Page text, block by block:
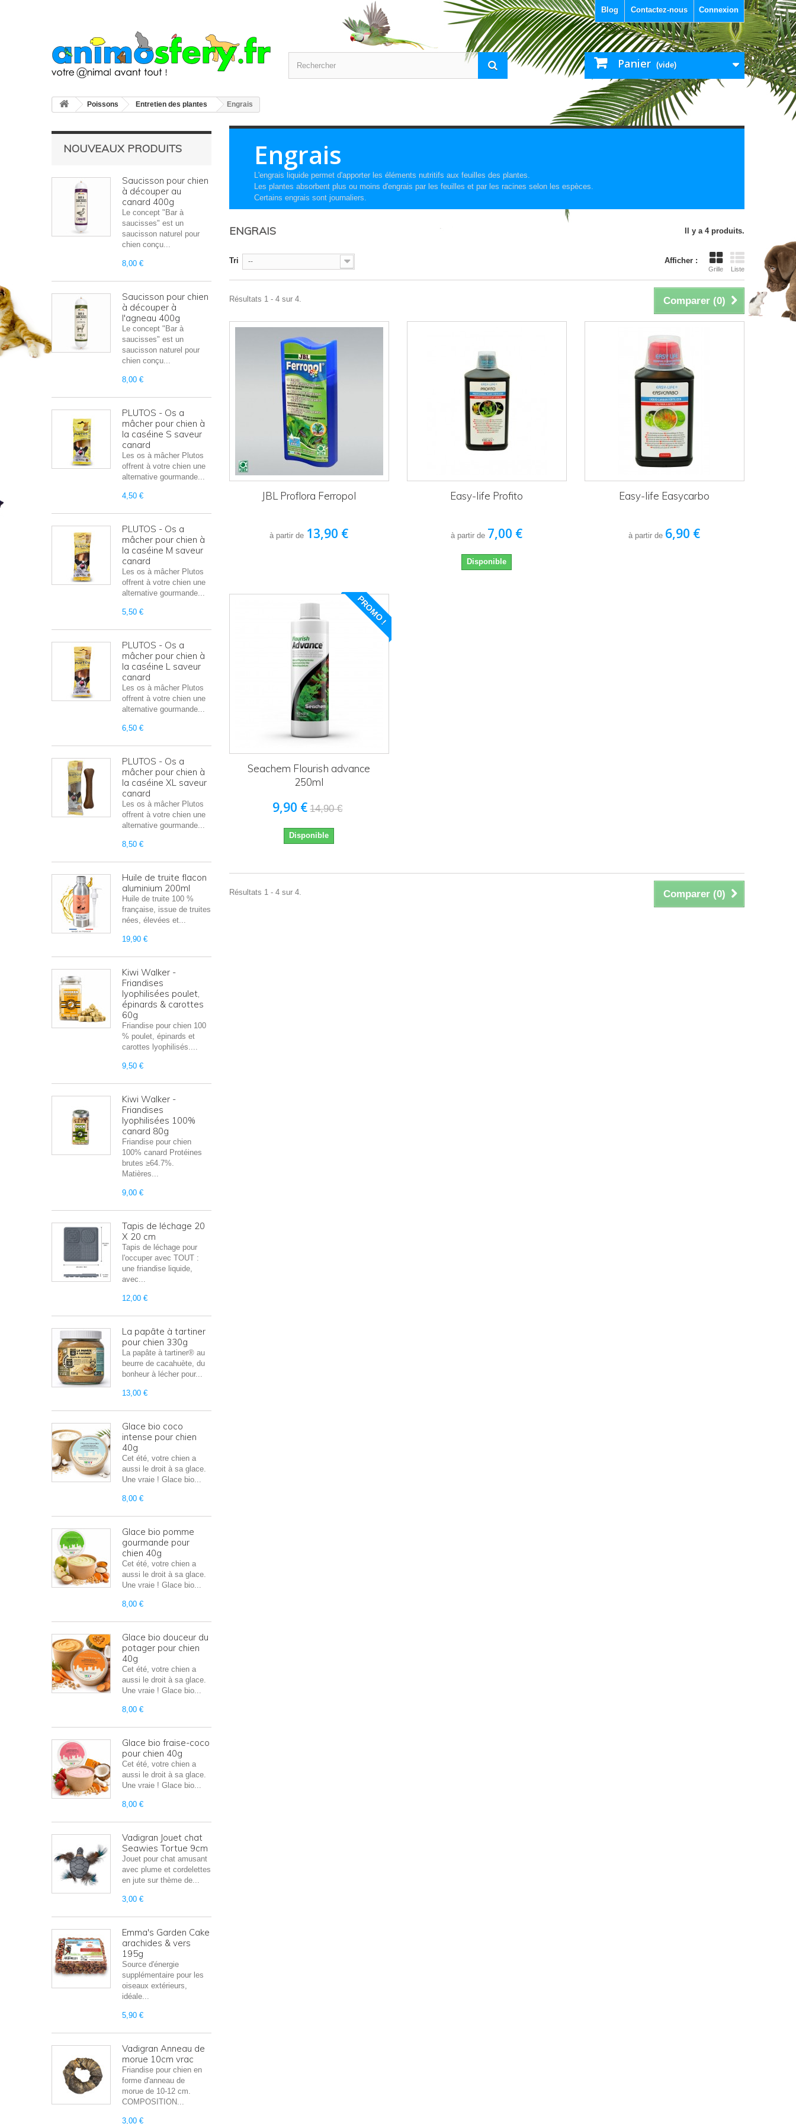
Connexion
Contactez-nous
Blog
Panier (vide)
Poissons Entretien des plantes Engrais
NOUVEAUX PRODUITS
Saucisson pour chien
à découper au
canard 400g
Le concept "Bar à
saucisses" est un
saucisson naturel pour
chien conçu...
8,00 €
Saucisson pour chien
à découper à
l'agneau 400g
Le concept "Bar à
saucisses" est un
saucisson naturel pour
chien conçu...
8,00 €
PLUTOS - Os a
mâcher pour chien à
la caséine S saveur
canard
Les os à mâcher Plutos
offrent à votre chien une
alternative gourmande...
4,50 €
PLUTOS - Os a
mâcher pour chien à
la caséine M saveur
canard
Les os à mâcher Plutos
offrent à votre chien une
alternative gourmande...
5,50 €
PLUTOS - Os a
mâcher pour chien à
la caséine L saveur
canard
Les os à mâcher Plutos
offrent à votre chien une
alternative gourmande...
6,50 €
PLUTOS - Os a
mâcher pour chien à
la caséine XL saveur
canard
Les os à mâcher Plutos
offrent à votre chien une
alternative gourmande...
8,50 €
Huile de truite flacon
aluminium 200ml
Huile de truite 100 %
française, issue de truites
nées, élevées et...
19,90 €
Kiwi Walker -
Friandises
lyophilisées poulet,
épinards & carottes
60g
Friandise pour chien 100
% poulet, épinards et
carottes lyophilisés....
9,50 €
Kiwi Walker -
Friandises
lyophilisées 100%
canard 80g
Friandise pour chien
100% canard Protéines
brutes ≥64.7%.
Matières...
9,00 €
Tapis de léchage 20
X 20 cm
Tapis de léchage pour
l'occuper avec TOUT :
une friandise liquide,
avec...
12,00 €
La papâte à tartiner
pour chien 330g
La papâte à tartiner® au
beurre de cacahuète, du
bonheur à lécher pour...
13,00 €
Glace bio coco
intense pour chien
40g
Cet été, votre chien a
aussi le droit à sa glace.
Une vraie ! Glace bio...
8,00 €
Glace bio pomme
gourmande pour
chien 40g
Cet été, votre chien a
aussi le droit à sa glace.
Une vraie ! Glace bio...
8,00 €
Glace bio douceur du
potager pour chien
40g
Cet été, votre chien a
aussi le droit à sa glace.
Une vraie ! Glace bio...
8,00 €
Glace bio fraise-coco
pour chien 40g
Cet été, votre chien a
aussi le droit à sa glace.
Une vraie ! Glace bio...
8,00 €
Vadigran Jouet chat
Seawies Tortue 9cm
Jouet pour chat amusant
avec plume et cordelettes
en jute sur thème de...
3,00 €
Emma's Garden Cake
arachides & vers
195g
Source d'énergie
supplémentaire pour les
oiseaux extérieurs,
idéale...
5,90 €
Vadigran Anneau de
morue 10cm vrac
Friandise pour chien en
forme d'anneau de
morue de 10-12 cm.
COMPOSITION...
3,00 €
Engrais
L'engrais liquide permet d'apporter les éléments nutritifs aux feuilles des plantes.
Les plantes absorbent plus ou moins d'engrais par les feuilles et par les racines selon les espèces.
Certains engrais sont journaliers.
ENGRAIS Il y a 4 produits.
Afficher :
Grille Liste
Tri --
Comparer (0)
Résultats 1 - 4 sur 4.
JBL Proflora Ferropol
à partir de 13,90 €
Easy-life Profito
à partir de 7,00 €
Disponible
Easy-life Easycarbo
à partir de 6,90 €
PROMO !
Seachem Flourish advance
250ml
9,90 € 14,90 €
Disponible
Comparer (0)
Résultats 1 - 4 sur 4.